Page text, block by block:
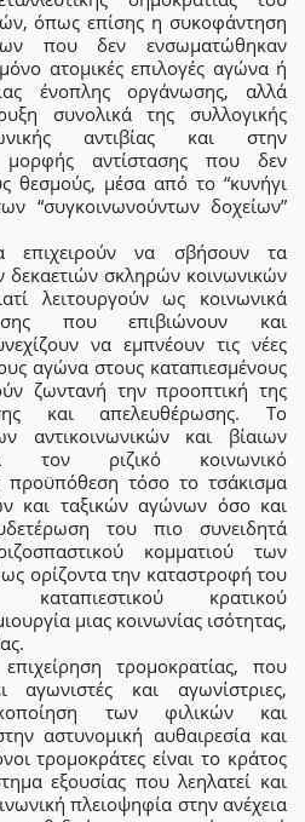
όπως επίσης η συκοφάντηση
που δεν ενσωματώθηκαν
ατομικές επιλογές αγώνα ή
ένοπλης οργάνωσης, αλλά
συνολικά της συλλογικής
αντιβίας και στην
μορφής αντίστασης που δεν
θεσμούς, μέσα από το “κυνήγι
“συγκοινωνούντων δοχείων”
επιχειρούν να σβήσουν τα
σκληρών κοινωνικών
λειτουργούν ως κοινωνικά
που επιβιώνουν και
να εμπνέουν τις νέες
αγώνα στους καταπιεσμένους
ζωντανή την προοπτική της
και απελευθέρωσης. Το
αντικοινωνικών και βίαιων
τον ριζικό κοινωνικό
προϋπόθεση τόσο το τσάκισμα
και ταξικών αγώνων όσο και
του πιο συνειδητά
κομματιού των
ορίζοντα την καταστροφή του
καταπιεστικού κρατικού
μιας κοινωνίας ισότητας,
τρομοκρατίας, που
αγωνιστές και αγωνίστριες,
των φιλικών και
αστυνομική αυθαιρεσία και
τρομοκράτες είναι το κράτος
εξουσίας που λεηλατεί και
πλειοψηφία στην ανέχεια